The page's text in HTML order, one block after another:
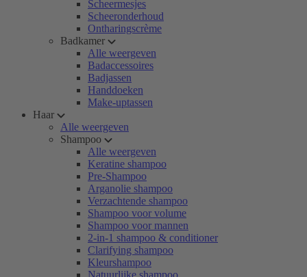
Scheermesjes
Scheeronderhoud
Ontharingscrème
Badkamer
Alle weergeven
Badaccessoires
Badjassen
Handdoeken
Make-uptassen
Haar
Alle weergeven
Shampoo
Alle weergeven
Keratine shampoo
Pre-Shampoo
Arganolie shampoo
Verzachtende shampoo
Shampoo voor volume
Shampoo voor mannen
2-in-1 shampoo & conditioner
Clarifying shampoo
Kleurshampoo
Natuurlijke shampoo